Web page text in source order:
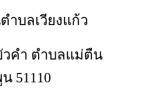
ำบลเวียงแก้ว
คำ ตำบลแม่ตืน
51110